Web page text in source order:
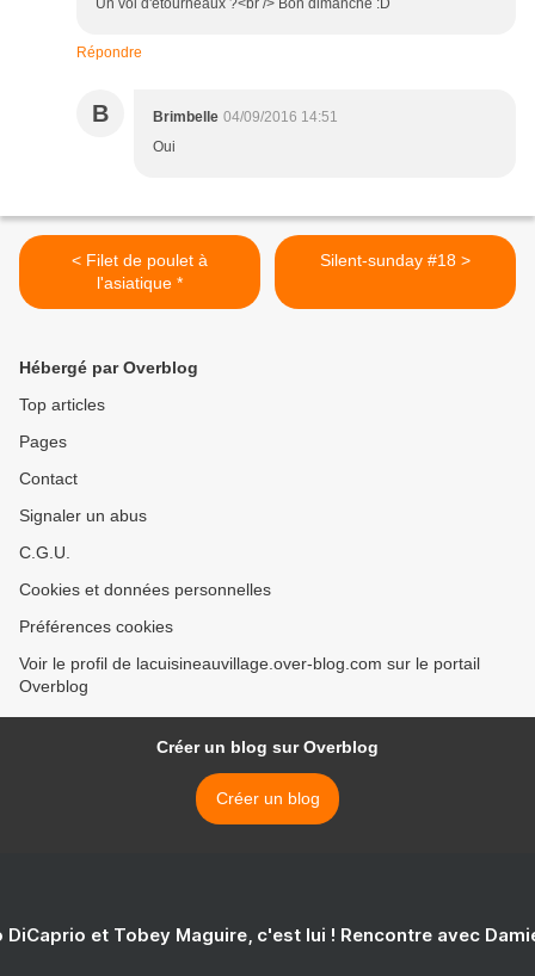
Un vol d'étourneaux ?<br /> Bon dimanche :D
Répondre
B Brimbelle 04/09/2016 14:51
Oui
< Filet de poulet à
l'asiatique *
Silent-sunday #18 >
Hébergé par Overblog
Top articles
Pages
Contact
Signaler un abus
C.G.U.
Cookies et données personnelles
Préférences cookies
Voir le profil de lacuisineauvillage.over-blog.com sur le portail
Overblog
Créer un blog sur Overblog
Créer un blog
DiCaprio et Tobey Maguire, c'est lui ! Rencontre avec